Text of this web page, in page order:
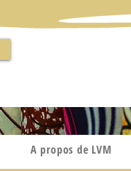
A propos de LVM